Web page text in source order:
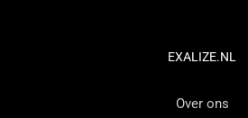
EXALIZE.NL
Over ons